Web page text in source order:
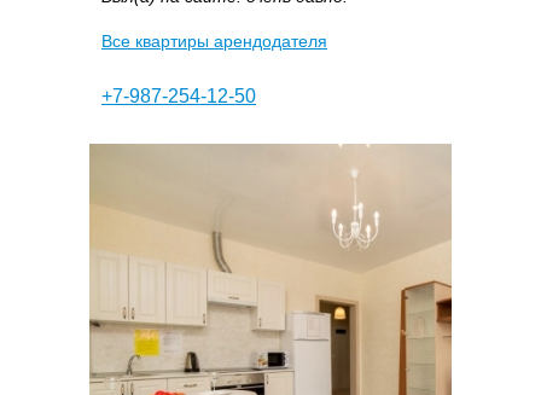
Все квартиры арендодателя
+7-987-254-12-50